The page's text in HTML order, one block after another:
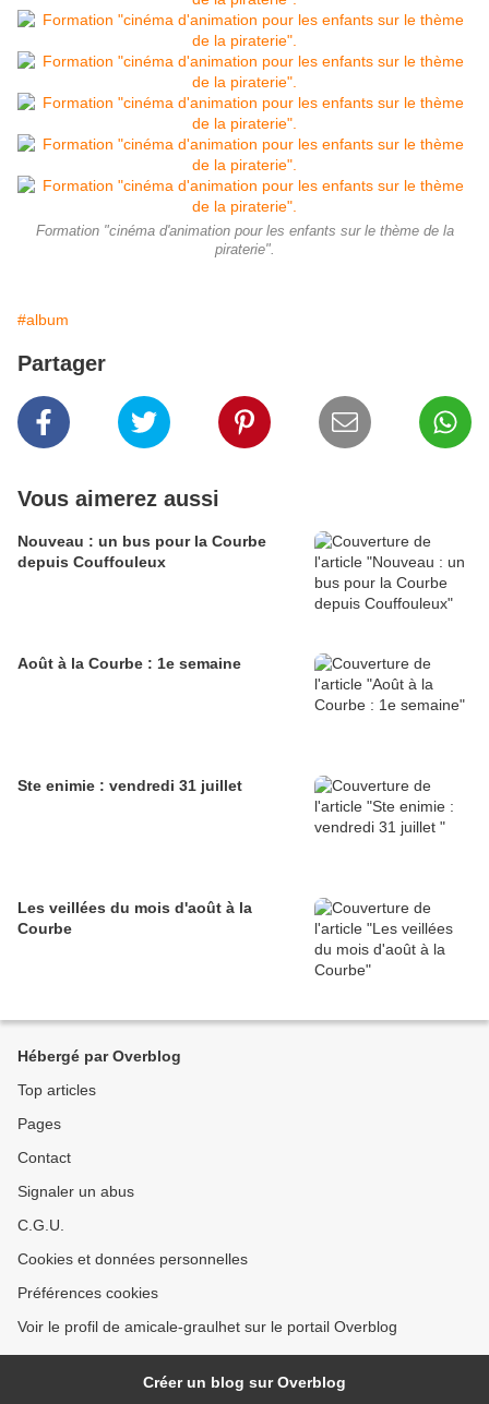
Formation "cinéma d'animation pour les enfants sur le thème de la
piraterie".
#album
Partager
Vous aimerez aussi
Nouveau : un bus pour la Courbe
depuis Couffouleux
Août à la Courbe : 1e semaine
Ste enimie : vendredi 31 juillet
Les veillées du mois d'août à la
Courbe
Hébergé par Overblog
Top articles
Pages
Contact
Signaler un abus
C.G.U.
Cookies et données personnelles
Préférences cookies
Voir le profil de amicale-graulhet sur le portail Overblog
Créer un blog sur Overblog